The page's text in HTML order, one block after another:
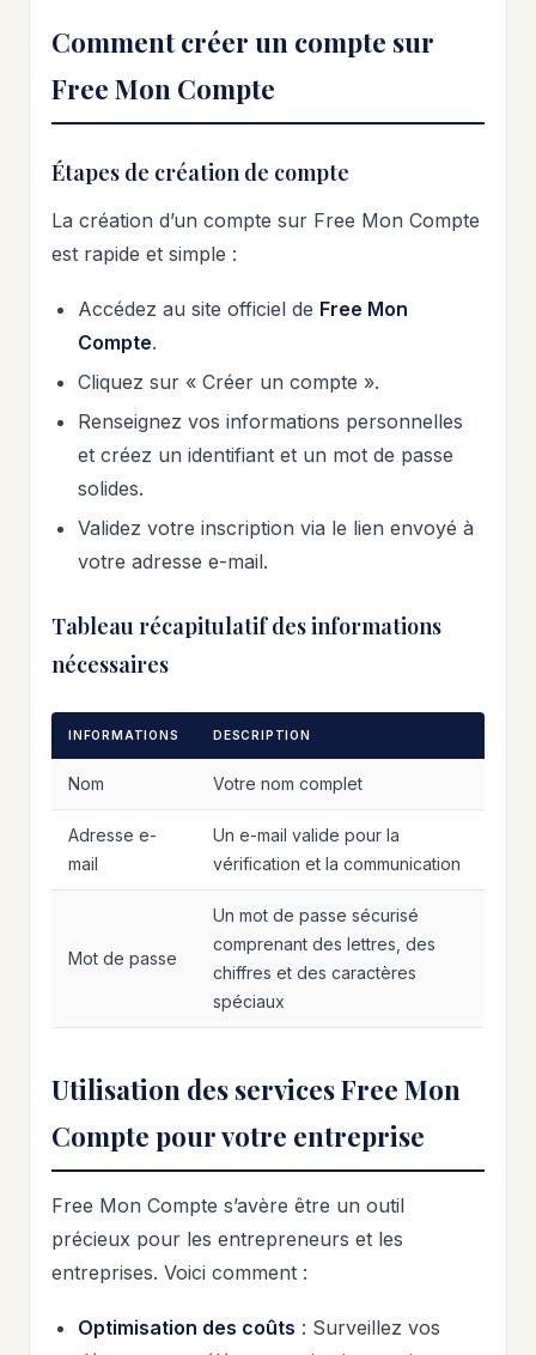
Comment créer un compte sur
Free Mon Compte
Étapes de création de compte
La création d’un compte sur Free Mon Compte
est rapide et simple :
Accédez au site officiel de Free Mon
Compte.
Cliquez sur « Créer un compte ».
Renseignez vos informations personnelles
et créez un identifiant et un mot de passe
solides.
Validez votre inscription via le lien envoyé à
votre adresse e-mail.
Tableau récapitulatif des informations
nécessaires
INFORMATIONS DESCRIPTION
Nom Votre nom complet
Adresse e-
mail
Un e-mail valide pour la
vérification et la communication
Mot de passe
Un mot de passe sécurisé
comprenant des lettres, des
chiffres et des caractères
spéciaux
Utilisation des services Free Mon
Compte pour votre entreprise
Free Mon Compte s’avère être un outil
précieux pour les entrepreneurs et les
entreprises. Voici comment :
Optimisation des coûts : Surveillez vos